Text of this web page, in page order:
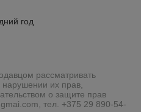
год
рассматривать
их прав,
о защите прав
тел. +375 29 890-54-